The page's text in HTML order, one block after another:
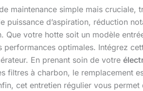
maintenance simple mais
puissance d’aspiration, réduction
Que votre hotte soit un modèle
optimales. Intégrez
En prenant soin de votre
filtres à charbon, le remplacement
cet entretien régulier vous